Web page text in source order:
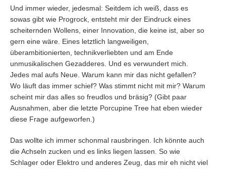
Und immer wieder, jedesmal: Seitdem ich weiß, dass es
sowas gibt wie Progrock, entsteht mir der Eindruck eines
scheiternden Wollens, einer Innovation, die keine ist, aber so
gern eine wäre. Eines letztlich langweiligen,
überambitionierten, technikverliebten und am Ende
unmusikalischen Gezadderes. Und es verwundert mich.
Jedes mal aufs Neue. Warum kann mir das nicht gefallen?
Wo läuft das immer schief? Was stimmt nicht mit mir? Warum
scheint mir das alles so freudlos und bräsig? (Gibt paar
Ausnahmen, aber die letzte Porcupine Tree hat eben wieder
diese Frage aufgeworfen.)
Das wollte ich immer schonmal rausbringen. Ich könnte auch
die Achseln zucken und es links liegen lassen. So wie
Schlager oder Elektro und anderes Zeug, das mir eh nicht viel